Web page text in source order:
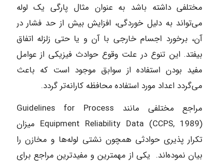
مختلفی داشته باشد به عنوان مثال پارگی یک لوله
می‌تواند به دلیل خوردگی، افزایش بیش از حد فشار در
آن، برخورد اجسام خارجی با آن و یا حتی زلزله اتفاق
بیفتد. این تنوع در علت وقوع حوادث فیزیکی از عوامل
مفید بودن استفاده از سوابق موجود است که باعث
می‌گردد اعداد مورد استفاده محافظه‌ کارانه‌تر گردد.
مراجع مختلفی مانند Guidelines for Process
Equipment Reliability Data (CCPS, 1989) میزان
تکرار پذیری حوادثی همچون نشتی لوله‌ها و مخازن را
بیان نموده‌اند. یکی از مهمترین و مفیدترین مراجع برای